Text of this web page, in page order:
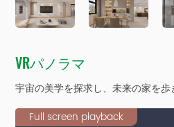
VRパノラマ
宇宙の美学を探求し、未来の家を歩
Full screen playback